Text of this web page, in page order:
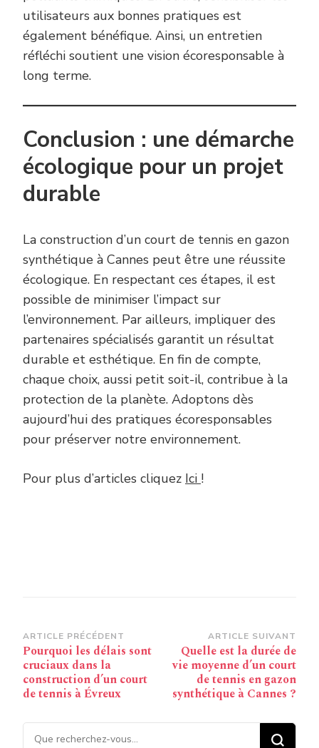
utilisateurs aux bonnes pratiques est
également bénéfique. Ainsi, un entretien
réfléchi soutient une vision écoresponsable à
long terme.
Conclusion : une démarche
écologique pour un projet
durable
La construction d’un court de tennis en gazon
synthétique à Cannes peut être une réussite
écologique. En respectant ces étapes, il est
possible de minimiser l’impact sur
l’environnement. Par ailleurs, impliquer des
partenaires spécialisés garantit un résultat
durable et esthétique. En fin de compte,
chaque choix, aussi petit soit-il, contribue à la
protection de la planète. Adoptons dès
aujourd’hui des pratiques écoresponsables
pour préserver notre environnement.
Pour plus d’articles cliquez Ici !
Navigation
d’article
ARTICLE PRÉCÉDENT
Pourquoi les délais sont
cruciaux dans la
construction d’un court
de tennis à Évreux
ARTICLE SUIVANT
Quelle est la durée de
vie moyenne d’un court
de tennis en gazon
synthétique à Cannes ?
Vous recherchiez quelque